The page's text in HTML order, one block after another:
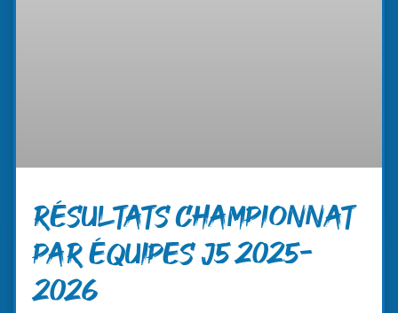
RÉSULTATS CHAMPIONNAT
PAR ÉQUIPES J5 2025-
2026